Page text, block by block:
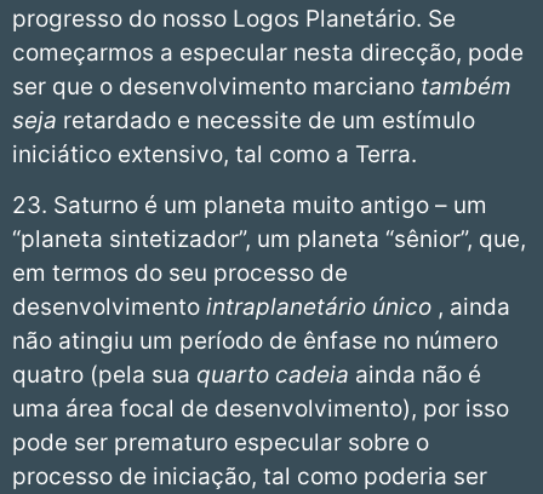
progresso do nosso Logos Planetário. Se
começarmos a especular nesta direcção, pode
ser que o desenvolvimento marciano também
seja retardado e necessite de um estímulo
iniciático extensivo, tal como a Terra.
23. Saturno é um planeta muito antigo – um
“planeta sintetizador”, um planeta “sênior”, que,
em termos do seu processo de
desenvolvimento intraplanetário único , ainda
não atingiu um período de ênfase no número
quatro (pela sua quarto cadeia ainda não é
uma área focal de desenvolvimento), por isso
pode ser prematuro especular sobre o
processo de iniciação, tal como poderia ser